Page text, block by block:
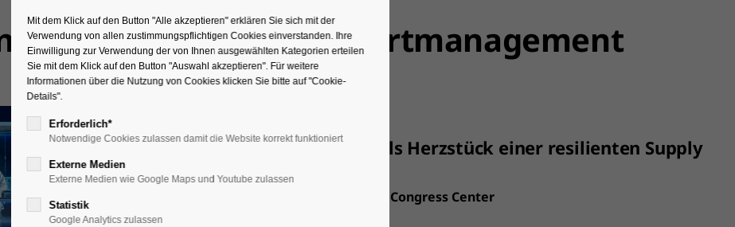
Day Lager- und Transportmanagement
Digitale Logistik als Herzstück einer resilienten Supply
12.11.2025 — Heidelberg Congress Center
Mit dem Klick auf den Button "Alle akzeptieren" erklären Sie sich mit der
Verwendung von allen zustimmungspflichtigen Cookies einverstanden. Ihre
Einwilligung zur Verwendung der von Ihnen ausgewählten Kategorien erteilen
Sie mit dem Klick auf den Button "Auswahl akzeptieren". Für weitere
Informationen über die Nutzung von Cookies klicken Sie bitte auf "Cookie-
Details".
Erforderlich*
Notwendige Cookies zulassen damit die Website korrekt funktioniert
Externe Medien
Externe Medien wie Google Maps und Youtube zulassen
Statistik
Google Analytics zulassen